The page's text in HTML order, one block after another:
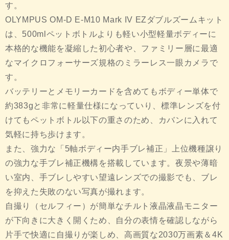
す。
OLYMPUS OM-D E-M10 Mark IV EZダブルズームキット
は、500mlペットボトルよりも軽い小型軽量ボディーに
本格的な機能を凝縮した初心者や、ファミリー層に最適
なマイクロフォーサーズ規格のミラーレス一眼カメラで
す。
バッテリーとメモリーカードを含めてもボディー単体で
約383gと非常に軽量仕様になっていり、標準レンズを付
けてもペットボトル以下の重さのため、カバンに入れて
気軽に持ち歩けます。
また、強力な「5軸ボディー内手ブレ補正」上位機種譲り
の強力な手ブレ補正機構を搭載しています。夜景や薄暗
い室内、手ブレしやすい望遠レンズでの撮影でも、ブレ
を抑えた失敗のない写真が撮れます。
自撮り（セルフィー）が簡単なチルト液晶液晶モニター
が下向きに大きく開くため、自分の表情を確認しながら
片手で快適に自撮りが楽しめ、高画質な2030万画素＆4K